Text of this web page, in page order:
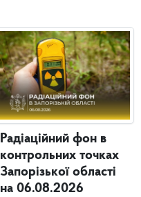
Радіаційний фон в
контрольних точках
Запорізької області
на 06.08.2026